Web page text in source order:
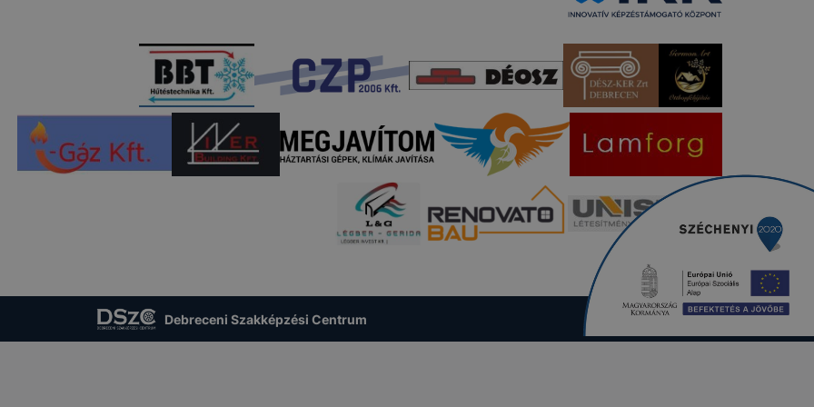
Debreceni Szakképzési Centrum
Felhívjuk figyelmét, hogy mivel a cookie-k célja
és folyamatainak megkönnyítése vagy lehetővé
k alkalmazásának megakadályozása vagy törlése által
hogy felhasználóink nem lesznek képesek honlapunk funkcióinak
vagy a honlaptól a tervezettől eltérően fog működni